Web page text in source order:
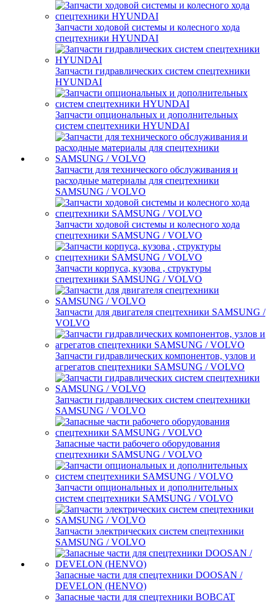
Запчасти ходовой системы и колесного хода
спецтехники HYUNDAI
Запчасти гидравлических систем спецтехники
HYUNDAI
Запчасти опциональных и дополнительных
систем спецтехники HYUNDAI
Запчасти для технического обслуживания и
расходные материалы для спецтехники
SAMSUNG / VOLVO
Запчасти ходовой системы и колесного хода
спецтехники SAMSUNG / VOLVO
Запчасти корпуса, кузова , структуры
спецтехники SAMSUNG / VOLVO
Запчасти для двигателя спецтехники SAMSUNG /
VOLVO
Запчасти гидравлических компонентов, узлов и
агрегатов спецтехники SAMSUNG / VOLVO
Запчасти гидравлических систем спецтехники
SAMSUNG / VOLVO
Запасные части рабочего оборудования
спецтехники SAMSUNG / VOLVO
Запчасти опциональных и дополнительных
систем спецтехники SAMSUNG / VOLVO
Запчасти электрических систем спецтехники
SAMSUNG / VOLVO
Запасные части для спецтехники DOOSAN /
DEVELON (HENVO)
Запасные части для спецтехники BOBCAT